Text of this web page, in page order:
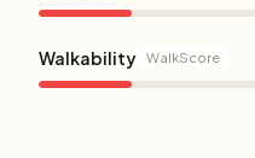
Walkability WalkScore